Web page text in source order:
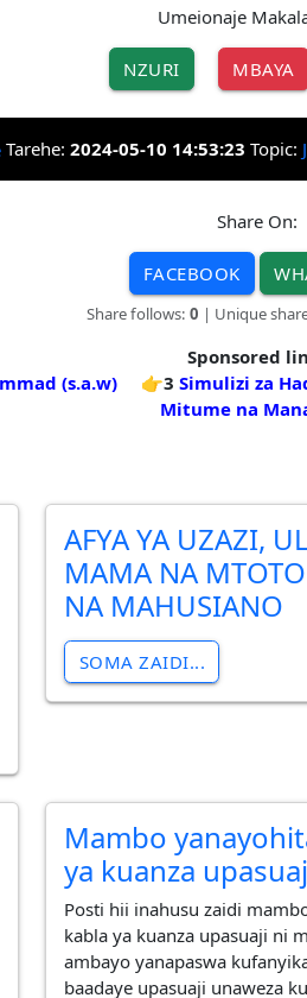
Umeionaje
NZURI MBAYA
Tarehe: 2024-05-10 14:53:23 Topic:
Share On:
FACEBOOK
Share follows: 0 | Unique
Sponsored
(s.a.w) 👉3 Simulizi za
Mitume na
AFYA YA UZAZI,
MAMA NA
NA MAHUSIANO
SOMA ZAIDI...
Mambo
ya kuanza
Posti hii inahusu zaidi
kabla ya kuanza upasuaji ni
ambayo yanapaswa
baadaye upasuaji unaweza